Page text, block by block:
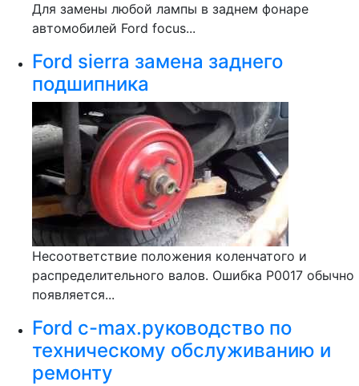
Для замены любой лампы в заднем фонаре
автомобилей Ford focus...
Ford sierra замена заднего
подшипника
Несоответствие положения коленчатого и
распределительного валов. Ошибка Р0017 обычно
появляется...
Ford c-max.руководство по
техническому обслуживанию и
ремонту